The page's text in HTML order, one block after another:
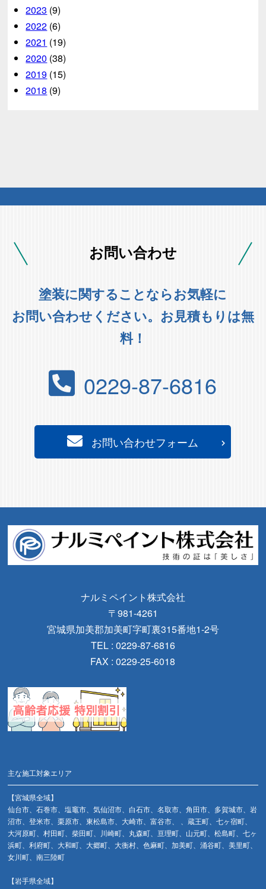
2023 (9)
2022 (6)
2021 (19)
2020 (38)
2019 (15)
2018 (9)
お問い合わせ
塗装に関することならお気軽に
お問い合わせください。お見積もりは無
料！
0229-87-6816
お問い合わせフォーム
ナルミペイント株式会社
〒981-4261
宮城県加美郡加美町字町裏315番地1-2号
TEL : 0229-87-6816
FAX : 0229-25-6018
主な施工対象エリア
【宮城県全域】
仙台市、石巻市、塩竈市、気仙沼市、白石市、名取市、角田市、多賀城市、岩
沼市、登米市、栗原市、東松島市、大崎市、富谷市、 、蔵王町、七ヶ宿町、
大河原町、村田町、柴田町、川崎町、丸森町、亘理町、山元町、松島町、七ヶ
浜町、利府町、大和町、大郷町、大衡村、色麻町、加美町、涌谷町、美里町、
女川町、南三陸町
【岩手県全域】